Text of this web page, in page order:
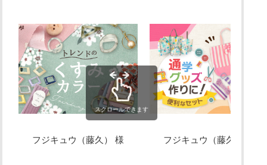
フジキュウ（藤久） 様 フジキュウ（藤久） 様
スクロールできます